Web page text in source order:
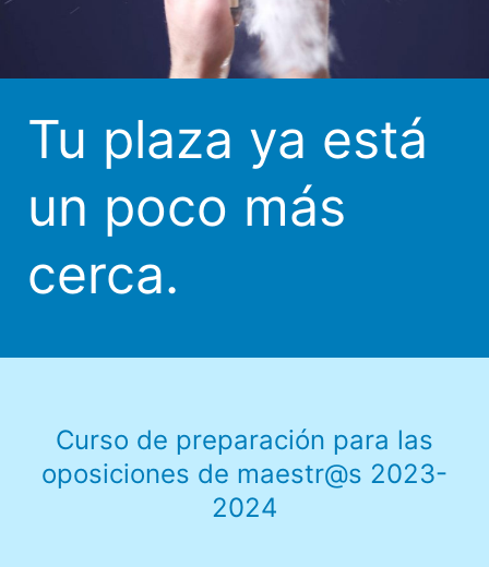
Tu plaza ya está
un poco más
cerca.
Curso de preparación para las
oposiciones de maestr@s 2023-
2024